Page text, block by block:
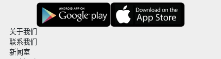
关于我们
联系我们
新闻室